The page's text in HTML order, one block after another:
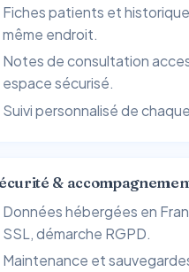
Fiches patients et
même endroit.
Notes de consultation
espace sécurisé.
Suivi personnalisé de
&
Données hébergées en
SSL, démarche RGPD.
Maintenance et